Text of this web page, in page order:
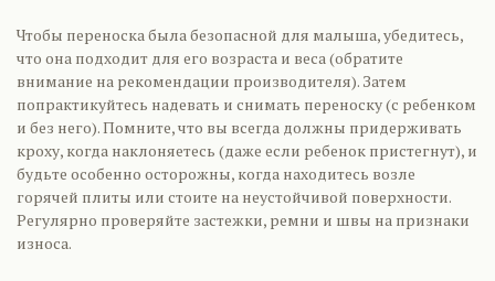
Чтобы переноска была безопасной для малыша, убедитесь,
что она подходит для его возраста и веса (обратите
внимание на рекомендации производителя). Затем
попрактикуйтесь надевать и снимать переноску (с ребенком
и без него). Помните, что вы всегда должны придерживать
кроху, когда наклоняетесь (даже если ребенок пристегнут), и
будьте особенно осторожны, когда находитесь возле
горячей плиты или стоите на неустойчивой поверхности.
Регулярно проверяйте застежки, ремни и швы на признаки
износа.